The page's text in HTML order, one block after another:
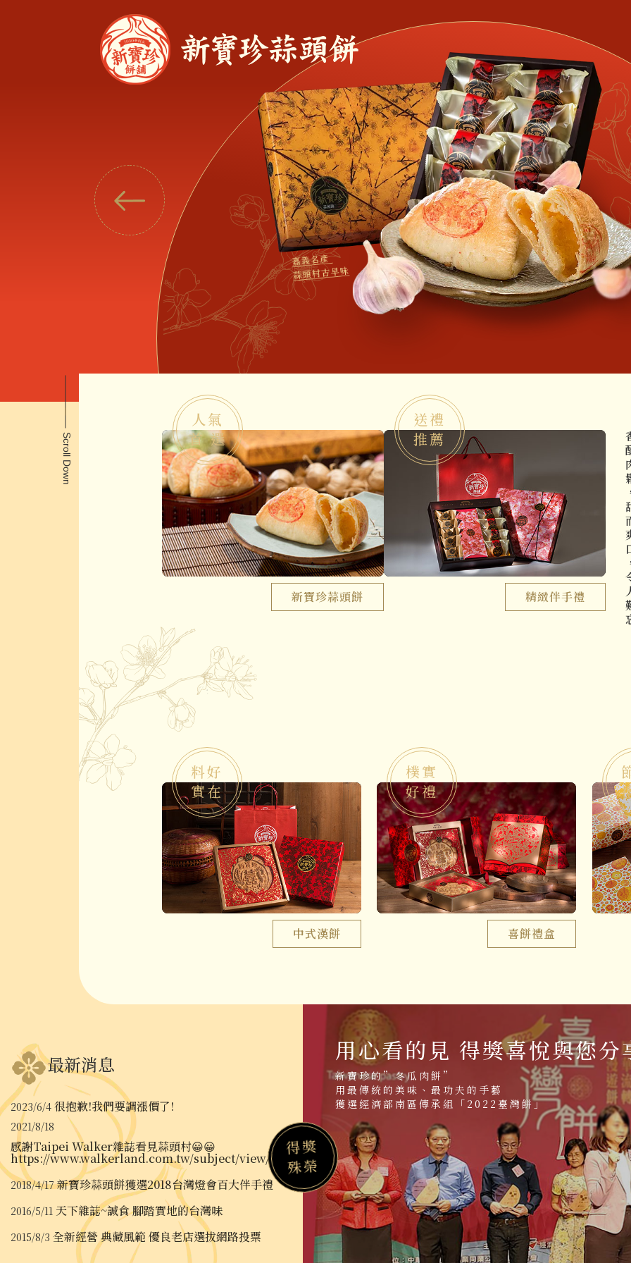
糕餅總覽
最新消息
購物須知
會員專區
影音專訪
聯絡我們
購物車 0
蒜頭餅·回鄉餅
有
一
種
味
道
，
會
在
口
中
回
香
，
在
記
憶
裡
回
味
。
Scroll Down
人氣
首 選
新寶珍蒜頭餅
送禮
推薦
精緻伴手禮 香酥肉
料好
實在
中式漢餅
樸實
好禮
喜餅禮盒
最新消息
2023/6/4 很抱歉!我們要調漲價了!
2021/8/18
感謝Taipei Walker雜誌看見蒜頭村😀😀
https://www.walkerland.com.tw/subject/view/303227
2018/4/17 新寶珍蒜頭餅獲選2018台灣燈會百大伴手禮
2016/5/11 天下雜誌~誠食 腳踏實地的台灣味
2015/8/3 全新經營 典藏風範 優良老店選拔網路投票
得獎
殊榮
用心看的見 得獎喜悅與您分
新寶珍的”冬瓜肉餅”
用最傳統的美味、最功夫的手藝
獲選經濟部南區傳承組「2022臺灣餅」